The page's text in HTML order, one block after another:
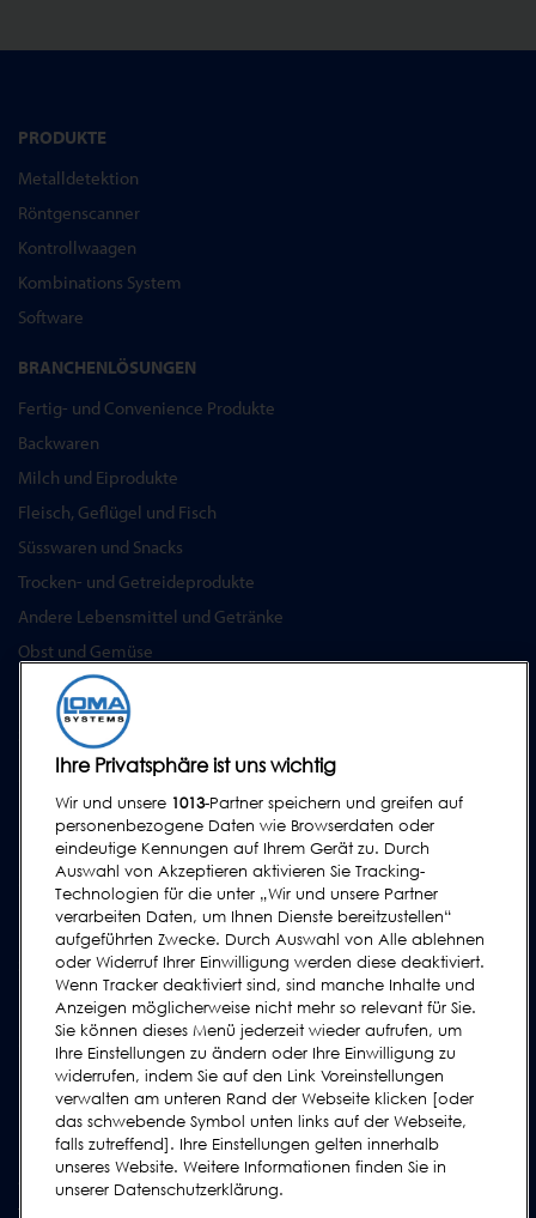
PRODUKTE
Metalldetektion
Röntgenscanner
Kontrollwaagen
Kombinations System
Software
BRANCHENLÖSUNGEN
Fertig- und Convenience Produkte
Backwaren
Milch und Eiprodukte
Fleisch, Geflügel und Fisch
Süsswaren und Snacks
Trocken- und Getreideprodukte
Andere Lebensmittel und Getränke
Obst und Gemüse
Pharmazeutika & Nutrazeutika
SERVICE
Serviceprogramm
Ersatzteile
Prüfkörper
Schulungen
Upgrades / Überholung
SUPPORT
Kontakt
Supportanfrage
Bedienungsanleitungen
Industrie Ratgeber
ältere Produkte
Tragen Sie sich in unsere Mailing-Liste ein
Ihre Privatsphäre ist uns wichtig
Wir und unsere 1013-Partner speichern und greifen auf
personenbezogene Daten wie Browserdaten oder
eindeutige Kennungen auf Ihrem Gerät zu. Durch
Auswahl von Akzeptieren aktivieren Sie Tracking-
Technologien für die unter „Wir und unsere Partner
verarbeiten Daten, um Ihnen Dienste bereitzustellen“
aufgeführten Zwecke. Durch Auswahl von Alle ablehnen
oder Widerruf Ihrer Einwilligung werden diese deaktiviert.
Wenn Tracker deaktiviert sind, sind manche Inhalte und
Anzeigen möglicherweise nicht mehr so relevant für Sie.
Sie können dieses Menü jederzeit wieder aufrufen, um
Ihre Einstellungen zu ändern oder Ihre Einwilligung zu
widerrufen, indem Sie auf den Link Voreinstellungen
verwalten am unteren Rand der Webseite klicken [oder
das schwebende Symbol unten links auf der Webseite,
falls zutreffend]. Ihre Einstellungen gelten innerhalb
unseres Website. Weitere Informationen finden Sie in
unserer Datenschutzerklärung.